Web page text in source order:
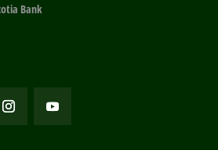
Bank